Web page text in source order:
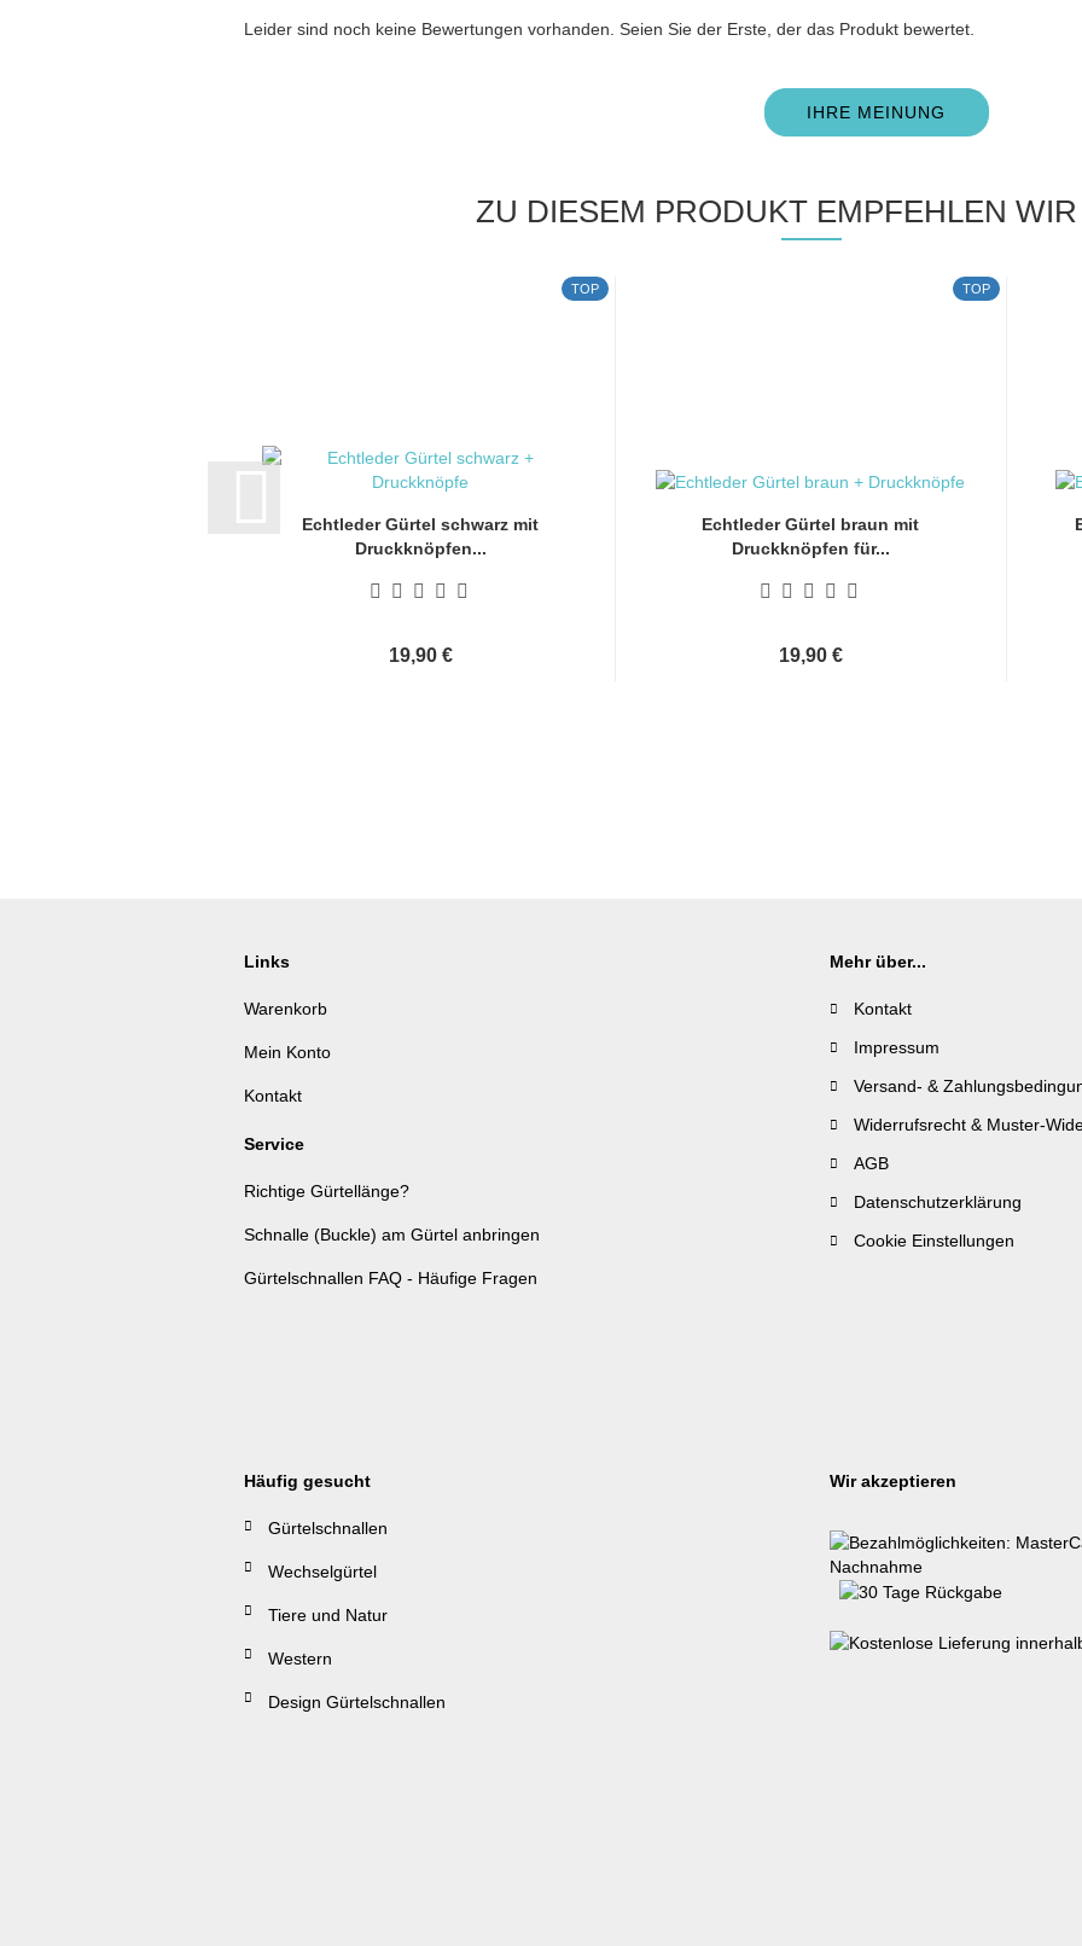
Leider sind noch keine Bewertungen vorhanden. Seien Sie der Erste, der das Produkt bewertet.
IHRE MEINUNG
ZU DIESEM PRODUKT EMPFEHLEN
TOP
Echtleder Gürtel schwarz mit
Druckknöpfen...
19,90 €
TOP
Echtleder Gürtel braun mit
Druckknöpfen für...
19,90 €
Links
Warenkorb
Mein Konto
Kontakt
Service
Richtige Gürtellänge?
Schnalle (Buckle) am Gürtel anbringen
Gürtelschnallen FAQ - Häufige Fragen
Mehr über...
Kontakt
Impressum
Versand- &
Widerrufsrecht & Muster-
AGB
Datenschutzerklärung
Cookie Einstellungen
Häufig gesucht
Gürtelschnallen
Wechselgürtel
Tiere und Natur
Western
Design Gürtelschnallen
Wir akzeptieren